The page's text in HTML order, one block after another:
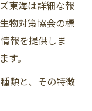
東海は詳細な報
物対策協会の標
報を提供しま
。
類と、その特徴